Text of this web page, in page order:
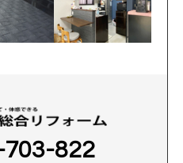
822